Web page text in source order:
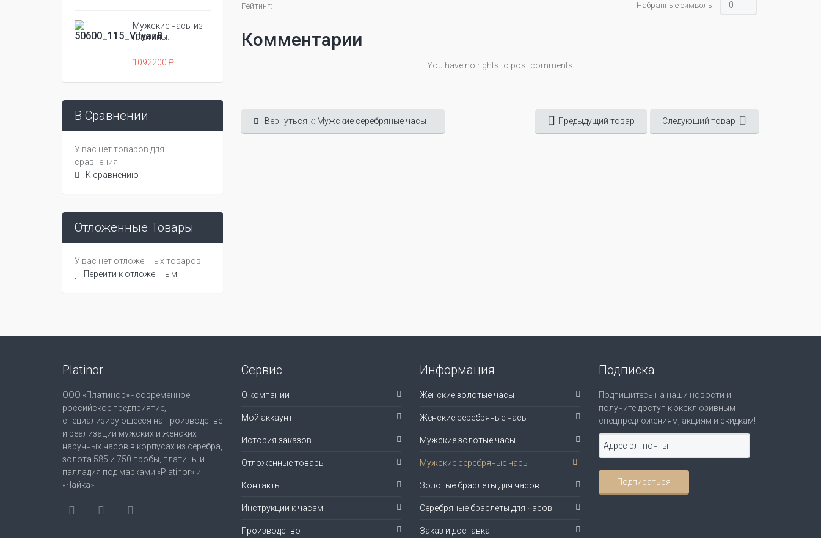
Мужские часы из
платины...
1092200 ₽
В Сравнении
У вас нет товаров для
сравнения.
К сравнению
Отложенные Товары
У вас нет отложенных товаров.
Перейти к отложенным
Рейтинг: Набранные символы:
Комментарии
You have no rights to post comments
Вернуться к: Мужские серебряные часы Предыдущий товар Следующий товар
Platinor
ООО «Платинор» - современное
российское предприятие,
специализирующееся на производстве
и реализации мужских и женских
наручных часов в корпусах из серебра,
золота 585 и 750 пробы, платины и
палладия под марками «Platinor» и
«Чайка»
Сервис
О компании
Мой аккаунт
История заказов
Отложенные товары
Контакты
Инструкции к часам
Производство
Информация
Женские золотые часы
Женские серебряные часы
Мужские золотые часы
Мужские серебряные часы
Золотые браслеты для часов
Серебряные браслеты для часов
Заказ и доставка
Подписка
Подпишитесь на наши новости и
получите доступ к эксклюзивным
спецпредложениям, акциям и скидкам!